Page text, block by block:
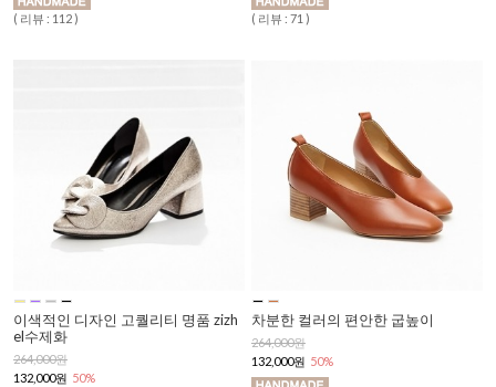
( 리뷰 : 112 ) ( 리뷰 : 71 )
이색적인 디자인 고퀄리티 명품 zizh
el수제화
264,000원
132,000원 50%
차분한 컬러의 편안한 굽높이
264,000원
132,000원 50%